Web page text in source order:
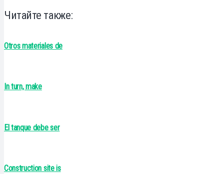
Читайте также:
Otros materiales de
In turn, make
El tanque debe ser
Construction site is